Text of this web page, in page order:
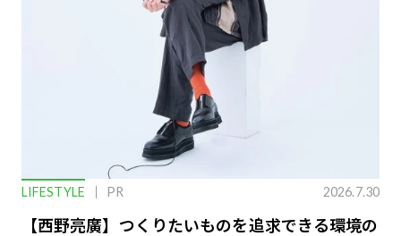
LIFESTYLE PR 2026.7.30
【西野亮廣】つくりたいものを追求できる環境の